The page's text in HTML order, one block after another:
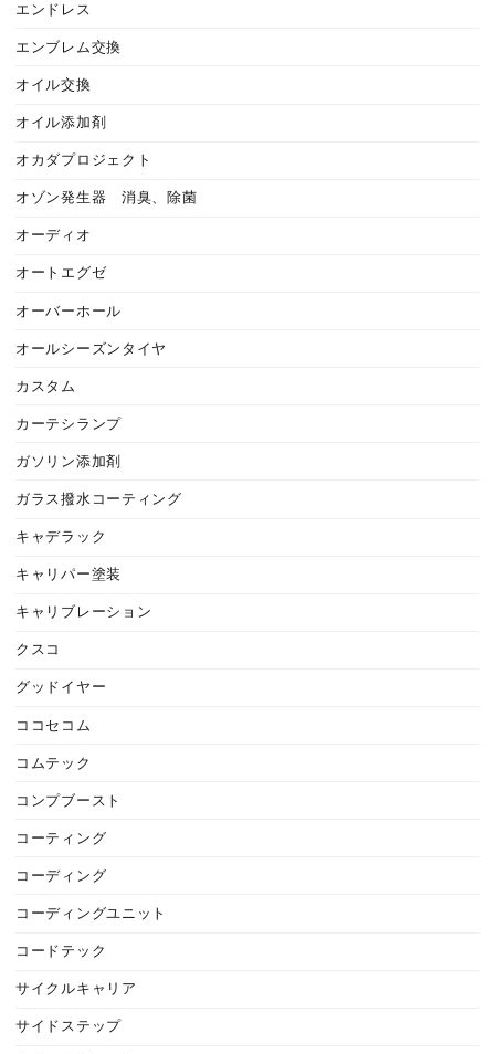
エンドレス
エンブレム交換
オイル交換
オイル添加剤
オカダプロジェクト
オゾン発生器 消臭、除菌
オーディオ
オートエグゼ
オーバーホール
オールシーズンタイヤ
カスタム
カーテシランプ
ガソリン添加剤
ガラス撥水コーティング
キャデラック
キャリパー塗装
キャリブレーション
クスコ
グッドイヤー
ココセコム
コムテック
コンプブースト
コーティング
コーディング
コーディングユニット
コードテック
サイクルキャリア
サイドステップ